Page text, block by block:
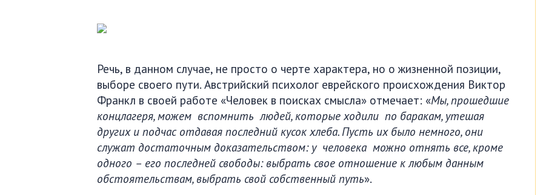
Речь, в данном случае, не просто о черте характера, но о жизненной позиции,
выборе своего пути. Австрийский психолог еврейского происхождения Виктор
Франкл в своей работе «Человек в поисках смысла» отмечает: «Мы, прошедшие
концлагеря, можем вспомнить людей, которые ходили по баракам, утешая
других и подчас отдавая последний кусок хлеба. Пусть их было немного, они
служат достаточным доказательством: у человека можно отнять все, кроме
одного – его последней свободы: выбрать свое отношение к любым данным
обстоятельствам, выбрать свой собственный путь».